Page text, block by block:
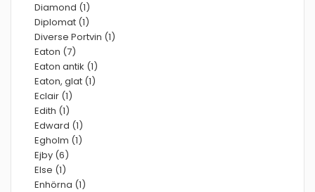
Diamond (1)
Diplomat (1)
Diverse Portvin (1)
Eaton (7)
Eaton antik (1)
Eaton, glat (1)
Eclair (1)
Edith (1)
Edward (1)
Egholm (1)
Ejby (6)
Else (1)
Enhörna (1)